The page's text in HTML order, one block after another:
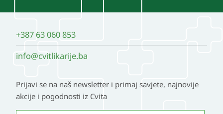
+387 63 060 853
info@cvitlikarije.ba
Prijavi se na naš newsletter i primaj savjete, najnovije
akcije i pogodnosti iz Cvita